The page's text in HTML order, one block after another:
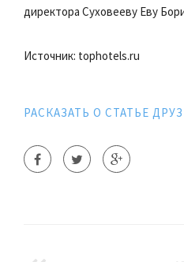
директора Суховееву Еву
Источник: tophotels.ru
РАСКАЗАТЬ О СТАТЬЕ